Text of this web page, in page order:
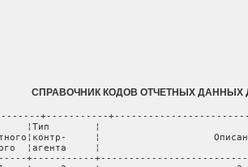
СПРАВОЧНИК КОДОВ ОТЧЕТНЫХ ДАННЫХ
+-----------
¦Тип        ¦
¦
¦агента     ¦
+-----------